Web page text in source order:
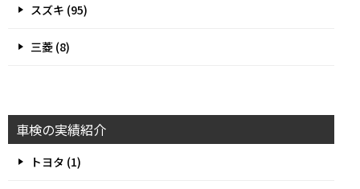
スズキ (95)
三菱 (8)
車検の実績紹介
トヨタ (1)